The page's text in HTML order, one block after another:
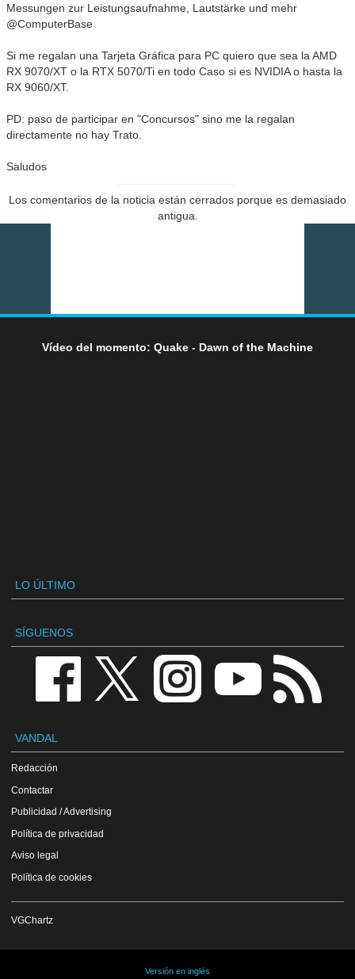
Messungen zur Leistungsaufnahme, Lautstärke und mehr
@ComputerBase
Si me regalan una Tarjeta Gráfica para PC quiero que sea la AMD
RX 9070/XT o la RTX 5070/Ti en todo Caso si es NVIDIA o hasta la
RX 9060/XT.
PD: paso de participar en "Concursos" sino me la regalan
directamente no hay Trato.
Saludos
Los comentarios de la noticia están cerrados porque es demasiado
antigua.
Vídeo del momento: Quake - Dawn of the Machine
LO ÚLTIMO
SÍGUENOS
VANDAL
Redacción
Contactar
Publicidad / Advertising
Política de privacidad
Aviso legal
Política de cookies
VGChartz
Versión en inglés